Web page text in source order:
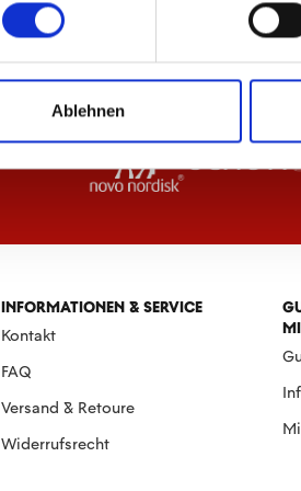
Ablehnen
INFORMATIONEN & SERVICE
Kontakt
FAQ
Versand & Retoure
Widerrufsrecht